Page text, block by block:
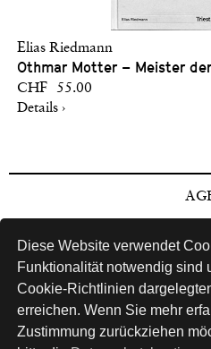
Diese Website verwendet
Funktionalität notwendig sind
Cookie-Richtlinien
erreichen. Wenn Sie mehr
Zustimmung zurückziehen
Elias Riedmann
Othmar Motter – Meister
CHF 55.00
Details ›